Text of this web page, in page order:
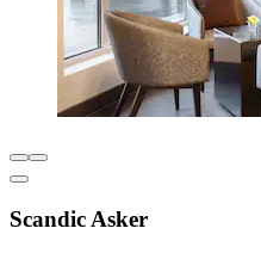
Scandic Asker